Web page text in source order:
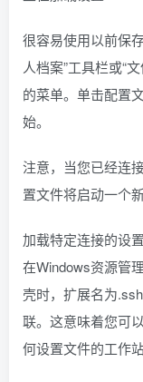
很容易使用以前保
人档案”工具栏或“
的菜单。单击配置
始。
注意，当您已经连
置文件将启动一个
加载特定连接的设
在Windows资源管
壳时，扩展名为
联。这意味着您可
何设置文件的工作